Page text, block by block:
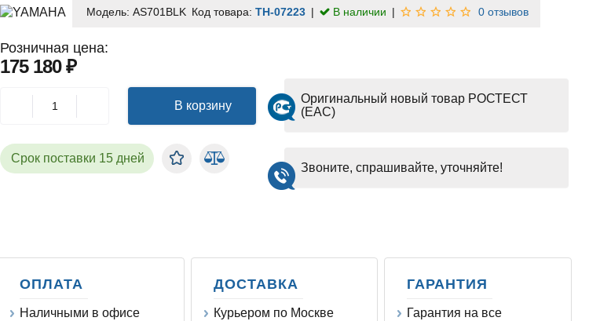
Модель: AS701BLK Код товара: TH-07223 В наличии 0 отзывов
Розничная цена:
175 180 ₽
В корзину
Срок поставки 15 дней
Оригинальный новый товар РОСТЕСТ
(EAC)
Звоните, спрашивайте, уточняйте!
ОПЛАТА
Наличными в офисе
ДОСТАВКА
Курьером по Москве
ГАРАНТИЯ
Гарантия на все